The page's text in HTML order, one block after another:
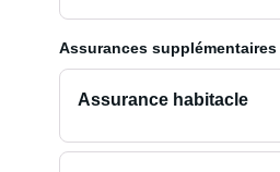
Assurances supplémentaires
Assurance habitacle